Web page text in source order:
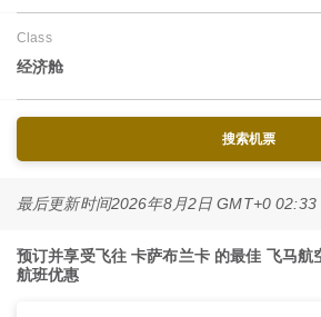
Class
经济舱
搜索机票
最后更新时间2026年8月2日 GMT+0 02:33
预订并享受飞往 卡萨布兰卡 的最佳 飞马
航班优惠